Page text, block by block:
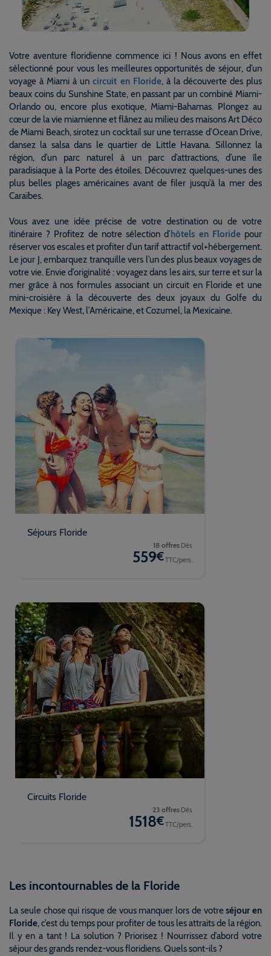
Votre aventure floridienne commence ici ! Nous avons en effet
sélectionné pour vous les meilleures opportunités de séjour, d’un
voyage à Miami à uncircuit en Floride, à la découverte des plus
beaux coins du Sunshine State, en passant par un combiné Miami-
Orlando ou, encore plus exotique, Miami-Bahamas. Plongez au
cœur de la vie miamienne et flânez au milieu des maisons Art Déco
de Miami Beach, sirotez un cocktail sur une terrasse d’Ocean Drive,
dansez la salsa dans le quartier de Little Havana. Sillonnez la
région, d’un parc naturel à un parc d’attractions, d’une île
paradisiaque à la Porte des étoiles. Découvrez quelques-unes des
plus belles plages américaines avant de filer jusqu’à la mer des
Caraïbes.
Vous avez une idée précise de votre destination ou de votre
itinéraire ? Profitez de notre sélection d’hôtels en Floridepour
réserver vos escales et profiter d’un tarif attractif vol+hébergement.
Le jour J, embarquez tranquille vers l’un des plus beaux voyages de
votre vie. Envie d’originalité : voyagez dans les airs, sur terre et sur la
mer grâce à nos formules associant un circuit en Floride et une
mini-croisière à la découverte des deux joyaux du Golfe du
Mexique : Key West, l’Américaine, et Cozumel, la Mexicaine.
Séjours Floride
18 offres Dès
559€TTC/pers.
Circuits Floride
23 offres Dès
1518€TTC/pers.
Les incontournables de la Floride
La seule chose qui risque de vous manquer lors de votreséjour en
Floride, c’est du temps pour profiter de tous les attraits de la région.
Il y en a tant ! La solution ? Priorisez ! Nourrissez d’abord votre
séjour des grands rendez-vous floridiens. Quels sont-ils ?